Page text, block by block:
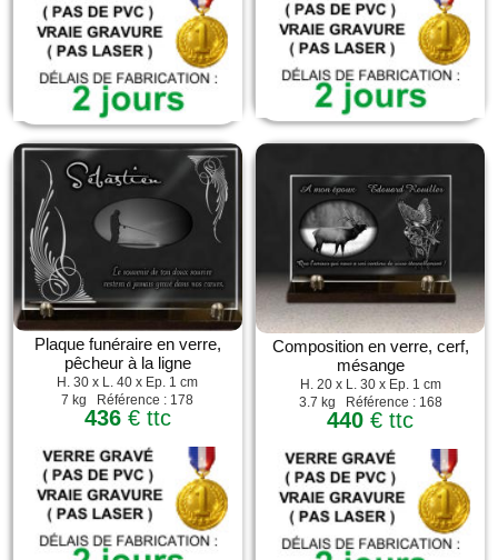
Plaque funéraire en verre,
pêcheur à la ligne
H. 30 x L. 40 x Ep. 1 cm
7 kg Référence : 178
436€ ttc
Composition en verre, cerf,
mésange
H. 20 x L. 30 x Ep. 1 cm
3.7 kg Référence : 168
440 € ttc